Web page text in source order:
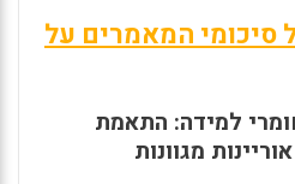
סיכומי המאמרים על
למידה: התאמת
מגוונות